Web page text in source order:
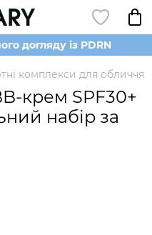
догляду із PDRN
комплекси для обличчя
крем SPF30+
набір за